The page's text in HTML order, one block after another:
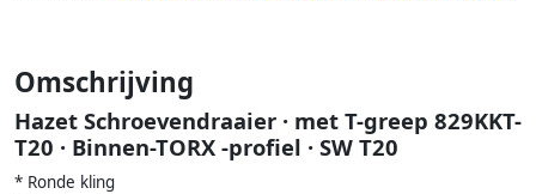
Omschrijving
Hazet Schroevendraaier · met T-greep 829KKT-
T20 · Binnen-TORX -profiel · SW T20
* Ronde kling